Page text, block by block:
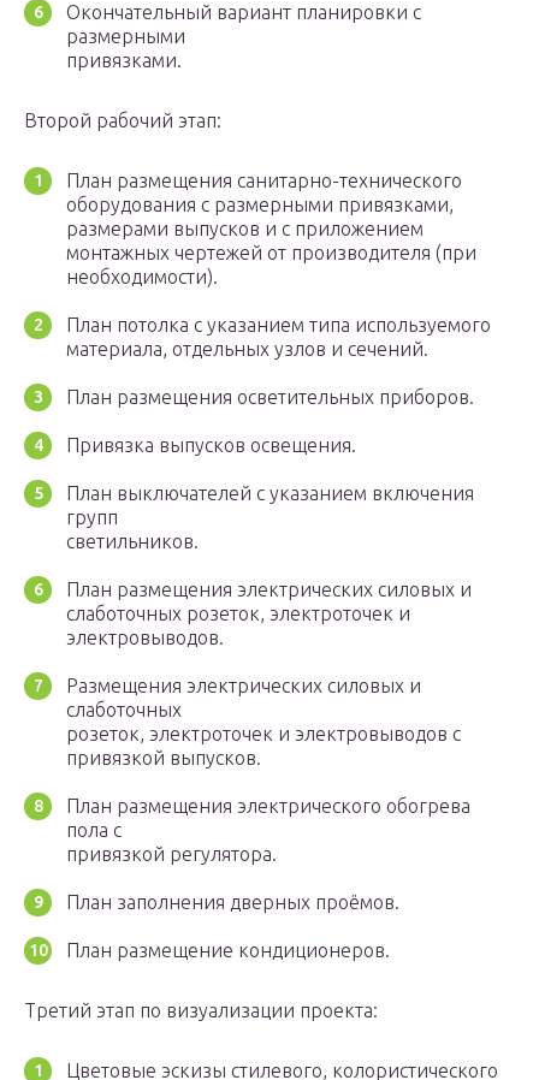
Окончательный вариант планировки с
размерными
привязками.
Второй рабочий этап:
План размещения санитарно-технического
оборудования с размерными привязками,
размерами выпусков и с приложением
монтажных чертежей от производителя (при
необходимости).
План потолка с указанием типа используемого
материала, отдельных узлов и сечений.
План размещения осветительных приборов.
Привязка выпусков освещения.
План выключателей с указанием включения
групп
светильников.
План размещения электрических силовых и
слаботочных розеток, электроточек и
электровыводов.
Размещения электрических силовых и
слаботочных
розеток, электроточек и электровыводов с
привязкой выпусков.
План размещения электрического обогрева
пола с
привязкой регулятора.
План заполнения дверных проёмов.
План размещение кондиционеров.
Третий этап по визуализации проекта:
Цветовые эскизы стилевого, колористического